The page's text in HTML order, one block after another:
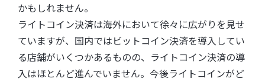
かもしれません。
ライトコイン決済は海外において徐々に広がりを見せ
ていますが、国内ではビットコイン決済を導入してい
る店舗がいくつかあるものの、ライトコイン決済の導
入はほとんど進んでいません。今後ライトコインがど